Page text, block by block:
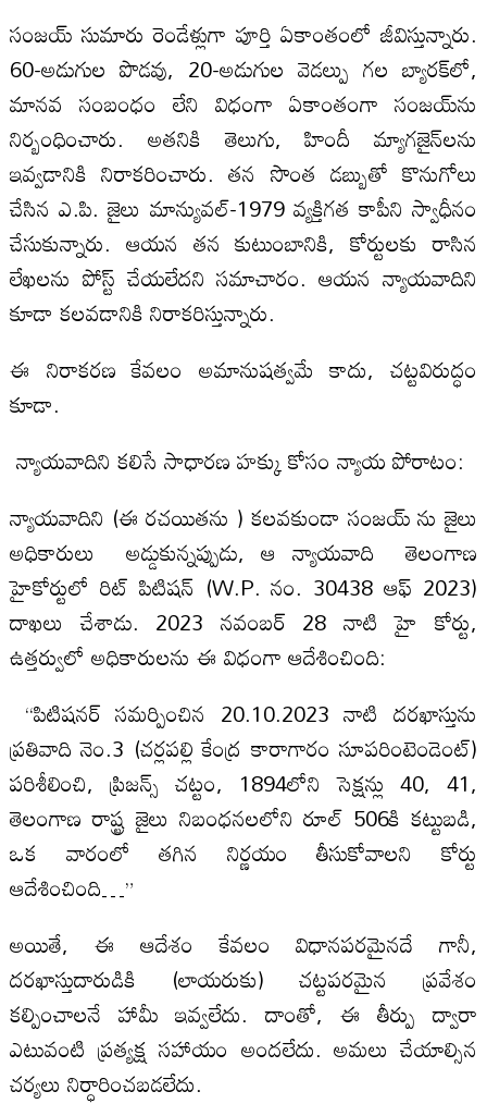
సంజయ్ సుమారు రెండేళ్లుగా పూర్తి ఏకాంతంలో జీవిస్తున్నారు.
60-అడుగుల పొడవు, 20-అడుగుల వెడల్పు గల బ్యారక్‌లో,
మానవ సంబంధం లేని విధంగా ఏకాంతంగా సంజయ్‌ను
నిర్బంధించారు. అతనికి తెలుగు, హిందీ మ్యాగజైన్‌లను
ఇవ్వడానికి నిరాకరించారు. తన సొంత డబ్బుతో కొనుగోలు
చేసిన ఎ.పి. జైలు మాన్యువల్-1979 వ్యక్తిగత కాపీని స్వాధీనం
చేసుకున్నారు. ఆయన తన కుటుంబానికి, కోర్టులకు రాసిన
లేఖలను పోస్ట్ చేయలేదని సమాచారం. ఆయన న్యాయవాదిని
కూడా కలవడానికి నిరాకరిస్తున్నారు.
ఈ నిరాకరణ కేవలం అమానుషత్వమే కాదు, చట్టవిరుద్ధం
కూడా.
న్యాయవాదిని కలిసే సాధారణ హక్కు కోసం న్యాయ పోరాటం:
న్యాయవాదిని (ఈ రచయితను ) కలవకుండా సంజయ్ ను జైలు
అధికారులు అడ్డుకున్నప్పుడు, ఆ న్యాయవాది తెలంగాణ
హైకోర్టులో రిట్ పిటిషన్ (W.P. నం. 30438 ఆఫ్ 2023)
దాఖలు చేశాడు. 2023 నవంబర్ 28 నాటి హై కోర్టు,
ఉత్తర్వులో అధికారులను ఈ విధంగా ఆదేశించింది:
“పిటిషనర్ సమర్పించిన 20.10.2023 నాటి దరఖాస్తును
ప్రతివాది నెం.3 (చర్లపల్లి కేంద్ర కారాగారం సూపరింటెండెంట్)
పరిశీలించి, ప్రిజన్స్ చట్టం, 1894లోని సెక్షన్లు 40, 41,
తెలంగాణ రాష్ట్ర జైలు నిబంధనలలోని రూల్ 506కి కట్టుబడి,
ఒక వారంలో తగిన నిర్ణయం తీసుకోవాలని కోర్టు
ఆదేశించింది…”
అయితే, ఈ ఆదేశం కేవలం విధానపరమైనదే గానీ,
దరఖాస్తుదారుడికి (లాయరుకు) చట్టపరమైన ప్రవేశం
కల్పించాలనే హామీ ఇవ్వలేదు. దాంతో, ఈ తీర్పు ద్వారా
ఎటువంటి ప్రత్యక్ష సహాయం అందలేదు. అమలు చేయాల్సిన
చర్యలు నిర్ధారించబడలేదు.